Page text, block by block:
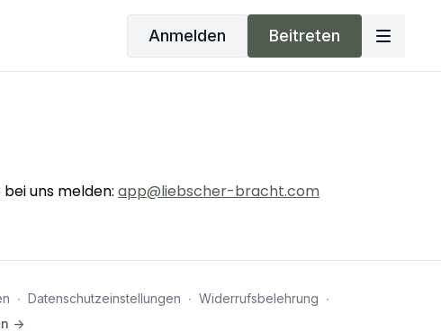
Anmelden Beitreten
uns melden: app@liebscher-bracht.com
∙ Datenschutzeinstellungen ∙ Widerrufsbelehrung ∙
->